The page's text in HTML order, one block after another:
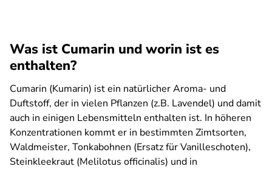
Was ist Cumarin und worin ist es
enthalten?
Cumarin (Kumarin) ist ein natürlicher Aroma- und
Duftstoff, der in vielen Pflanzen (z.B. Lavendel) und damit
auch in einigen Lebensmitteln enthalten ist. In höheren
Konzentrationen kommt er in bestimmten Zimtsorten,
Waldmeister, Tonkabohnen (Ersatz für Vanilleschoten),
Steinkleekraut (Melilotus officinalis) und in